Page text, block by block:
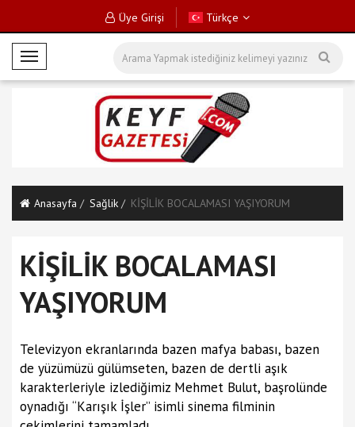
Üye Girişi Türkçe
M
o
üAnasayfa Sağlik KİŞİLİK BOCALAMASI YAŞIYORUM
KİŞİLİK BOCALAMASI
YAŞIYORUM
Televizyon ekranlarında bazen mafya babası, bazen
de yüzümüzü gülümseten, bazen de dertli aşık
karakterleriyle izlediğimiz Mehmet Bulut, başrolünde
oynadığı “Karışık İşler” isimli sinema filminin